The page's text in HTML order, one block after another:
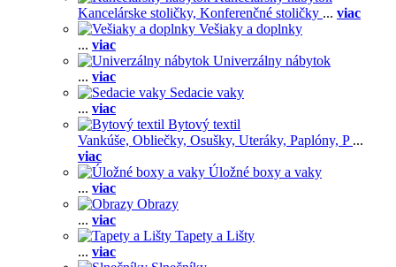
Kancelárske stoličky, Konferenčné stoličky ... viac
Vešiaky a doplnky
... viac
Univerzálny nábytok
... viac
Sedacie vaky
... viac
Bytový textil
Vankúše, Obliečky, Osušky, Uteráky, Paplóny, P ...
viac
Úložné boxy a vaky
... viac
Obrazy
... viac
Tapety a Lišty
... viac